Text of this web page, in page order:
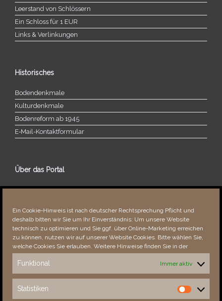
Ein Cookie-Hinweis ist nach deutscher Rechtsprechung Pflicht und
deshalb bitten wir Sie um Ihr Einverständnis: Um unsere Website
technisch zu optimieren und Sie ggf. über Online-Marketing erreichen
zu können, nutzen wir auf unserer Website Cookies. Bitte wählen Sie,
welche Cookies Sie erlauben. Weitere Hinweise finden Sie in der
Funktional Immer aktiv
Statistiken
Statistiken
Leerstand von Schlössern
Ein Schloss für 1 EUR
Links & Verlinkungen
Historisches
Bodendenkmale
Kulturdenkmale
Bodenreform ab 1945
E‑Mail-​​Kontaktformular
Über das Portal
Über dieses Portal
Fehler bemerkt?
Besucher seit 08/​2021